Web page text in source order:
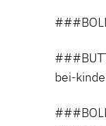
bei-